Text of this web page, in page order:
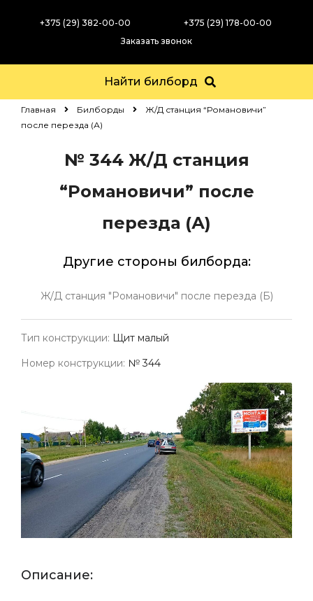
+375 (29) 382-00-00
+375 (29) 178-00-00
Заказать звонок
Найти билборд
Главная Билборды
Ж/Д станция “Романовичи”
после перезда (А)
№ 344Ж/Д станция
“Романовичи” после
перезда (А)
Другие стороны билборда:
Ж/Д станция "Романовичи" после перезда (Б)
Тип конструкции: Щит малый
Номер конструкции: № 344
Описание: